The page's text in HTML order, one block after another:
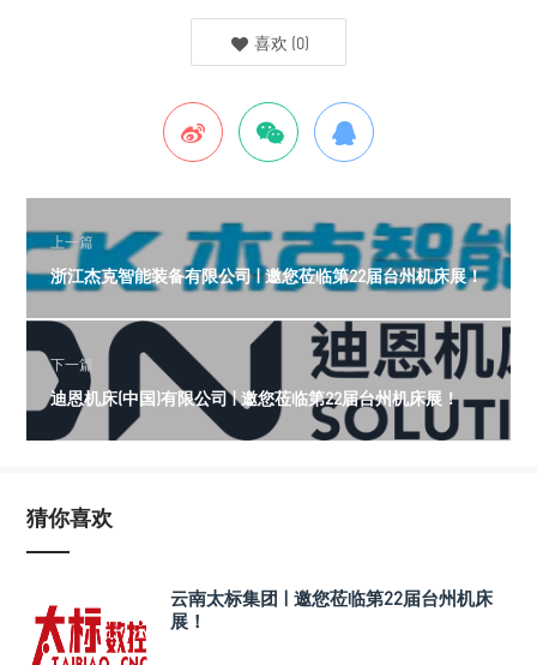
喜欢 (0)
上一篇
浙江杰克智能装备有限公司 | 邀您莅临第22届台州机床展！
下一篇
迪恩机床(中国)有限公司 | 邀您莅临第22届台州机床展！
猜你喜欢
云南太标集团 | 邀您莅临第22届台州机床
展！